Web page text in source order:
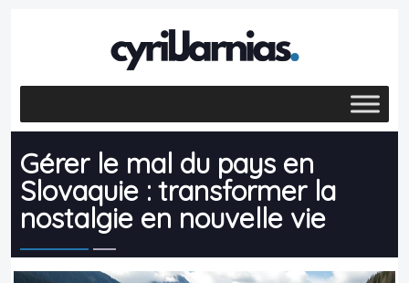
Gérer le mal du pays en
Slovaquie : transformer la
nostalgie en nouvelle vie